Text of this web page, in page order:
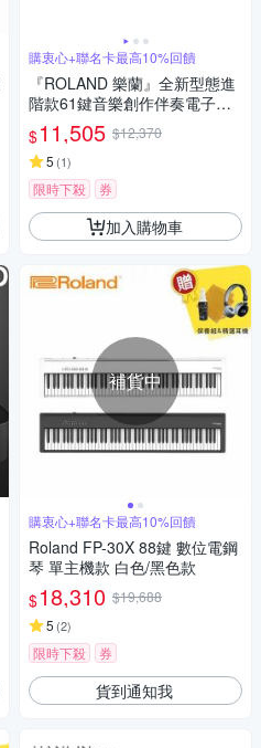
購衷心+聯名卡最高10%回饋
『ROLAND 樂蘭』全新型態進
階款61鍵音樂創作伴奏電子琴
GO:KEYS 3 / 櫻桃紅 公司貨保
固
$11,505 $12,370
5 (1)
限時下殺 券
加入購物車
補貨中
購衷心+聯名卡最高10%回饋
Roland FP-30X 88鍵 數位電鋼
琴 單主機款 白色/黑色款
$18,310 $19,688
5 (2)
限時下殺 券
貨到通知我